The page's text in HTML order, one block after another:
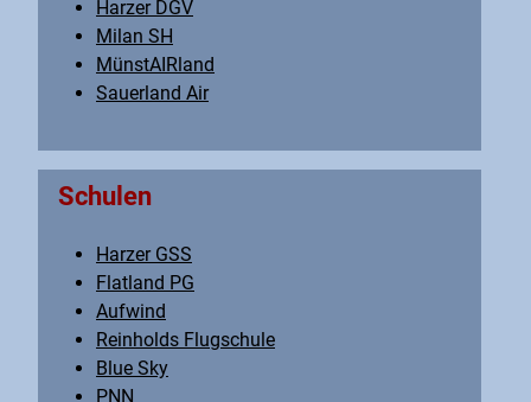
Harzer DGV
Milan SH
MünstAIRland
Sauerland Air
Schulen
Harzer GSS
Flatland PG
Aufwind
Reinholds Flugschule
Blue Sky
PNN